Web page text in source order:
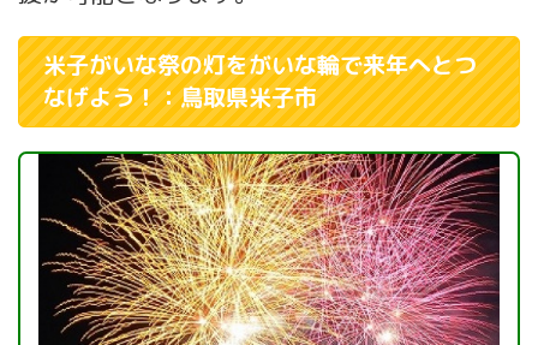
米子がいな祭の灯をがいな輪で来年へとつ
なげよう！：鳥取県米子市